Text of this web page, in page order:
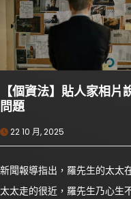
【個資法】貼人家相
問題
22 10 月, 2025
新聞報導指出，羅先生的太太
太太走的很近，羅先生乃心生